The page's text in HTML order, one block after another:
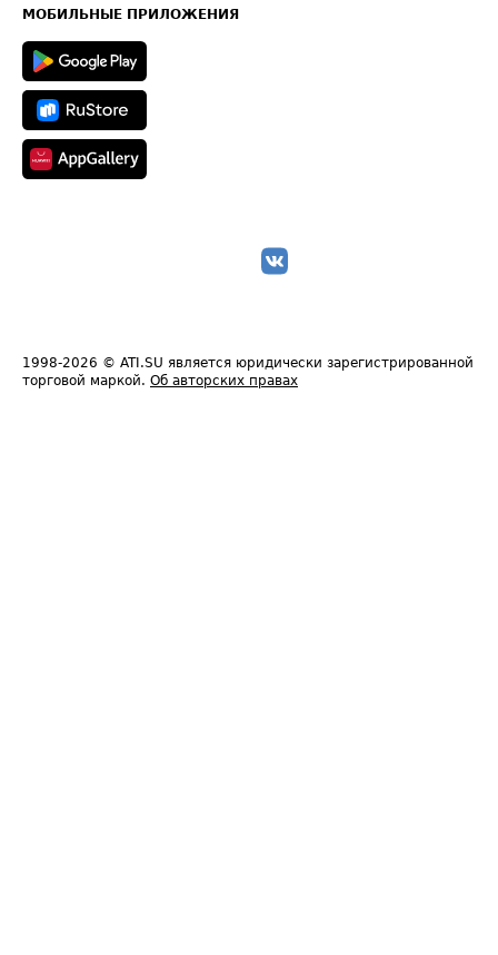
Техническая информация
МОБИЛЬНЫЕ ПРИЛОЖЕНИЯ
1998-2026 © ATI.SU является юридически зарегистрированной
торговой маркой. Об авторских правах